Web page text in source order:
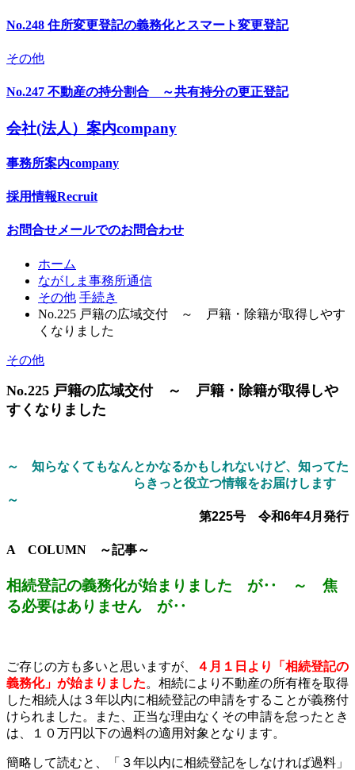
No.248 住所変更登記の義務化とスマート変更登記
その他
No.247 不動産の持分割合 ～共有持分の更正登記
会社(法人）案内company
事務所案内company
採用情報Recruit
お問合せメールでのお問合わせ
ホーム
ながしま事務所通信
その他 手続き
No.225 戸籍の広域交付 ～ 戸籍・除籍が取得しやす
くなりました
その他
No.225 戸籍の広域交付 ～ 戸籍・除籍が取得しや
すくなりました
～ 知らなくてもなんとかなるかもしれないけど、知ってた
らきっと役立つ情報をお届けします
～
第225号 令和6年4月発行
A COLUMN ～記事～
相続登記の義務化が始まりました が‥ ～ 焦
る必要はありません が‥
ご存じの方も多いと思いますが、
４月１日より「相続登記の
義務化」が始まりました。相続により不動産の所有権を取得
した相続人は３年以内に相続登記の申請をすることが義務付
けられました。また、正当な理由なくその申請を怠ったとき
は、１０万円以下の過料の適用対象となります。
簡略して読むと、「３年以内に相続登記をしなければ過料」